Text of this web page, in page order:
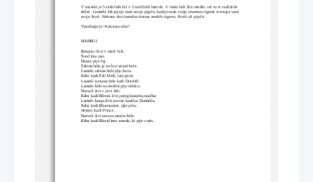
V soseski je 5 različnih hiš v 5 različnih barvah. V vsaki hiši živi moški, vsi so iz različnih
držav. Lastniki hiš pijejo vsak svojo pijačo, kadijo vsak svojo znamko cigaret in imajo vsak
svojo žival. Nobena dva lastnika nimata enakih cigaret, živali ali pijače.
Vprašanje je: Kdo ima ribo?
NAMIGI:
Britanec živi v rdeči hiši.
Šved ima psa.
Danec pije čaj.
Zelena hiša je na levi strani bele.
Lastnik zelene hiše pije kavo.
Kdor kadi Pall Mall, ima ptice.
Lastnik rumene hiše kadi Dunhill.
Lastnik hiše na sredini pije mleko.
Norvež živi v prvi hiši.
Kdor kadi Blend, živi poleg lastnika mačke.
Lastnik konja živi zraven kadilca Dunhilla.
Kdor kadi Bluemaster, pije pivo.
Nemec kadi Prince.
Norvež živi zraven modre hiše.
Kdor kadi Blend ima soseda, ki pije vodo.